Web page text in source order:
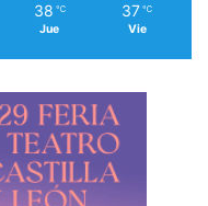
38 ℃
Jue
37 ℃
Vie